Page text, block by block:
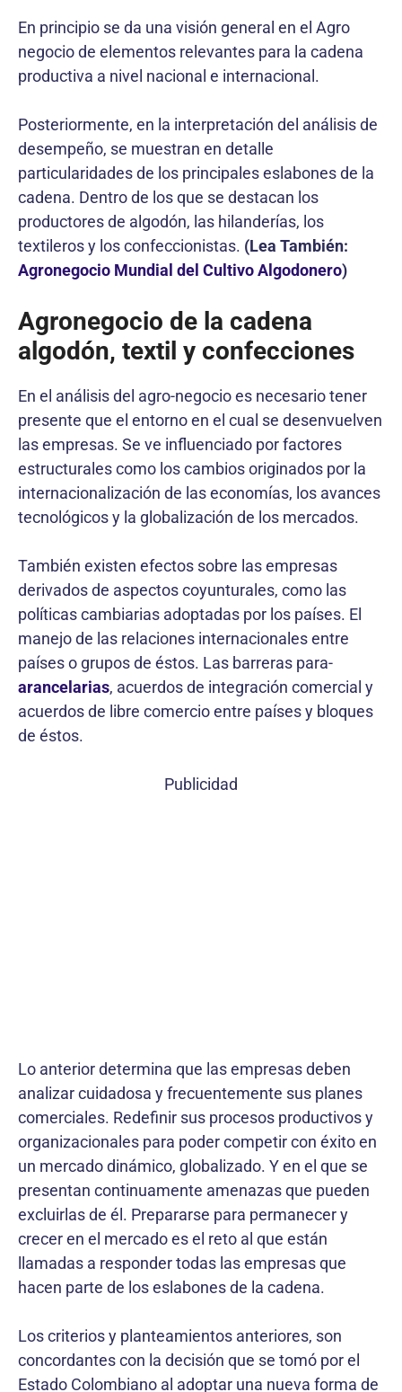
En principio se da una visión general en el Agro
negocio de elementos relevantes para la cadena
productiva a nivel nacional e internacional.
Posteriormente, en la interpretación del análisis de
desempeño, se muestran en detalle
particularidades de los principales eslabones de la
cadena. Dentro de los que se destacan los
productores de algodón, las hilanderías, los
textileros y los confeccionistas. (Lea También:
Agronegocio Mundial del Cultivo Algodonero)
Agronegocio de la cadena
algodón, textil y confecciones
En el análisis del agro-negocio es necesario tener
presente que el entorno en el cual se desenvuelven
las empresas. Se ve influenciado por factores
estructurales como los cambios originados por la
internacionalización de las economías, los avances
tecnológicos y la globalización de los mercados.
También existen efectos sobre las empresas
derivados de aspectos coyunturales, como las
políticas cambiarias adoptadas por los países. El
manejo de las relaciones internacionales entre
países o grupos de éstos. Las barreras para-
arancelarias, acuerdos de integración comercial y
acuerdos de libre comercio entre países y bloques
de éstos.
Publicidad
Lo anterior determina que las empresas deben
analizar cuidadosa y frecuentemente sus planes
comerciales. Redefinir sus procesos productivos y
organizacionales para poder competir con éxito en
un mercado dinámico, globalizado. Y en el que se
presentan continuamente amenazas que pueden
excluirlas de él. Prepararse para permanecer y
crecer en el mercado es el reto al que están
llamadas a responder todas las empresas que
hacen parte de los eslabones de la cadena.
Los criterios y planteamientos anteriores, son
concordantes con la decisión que se tomó por el
Estado Colombiano al adoptar una nueva forma de